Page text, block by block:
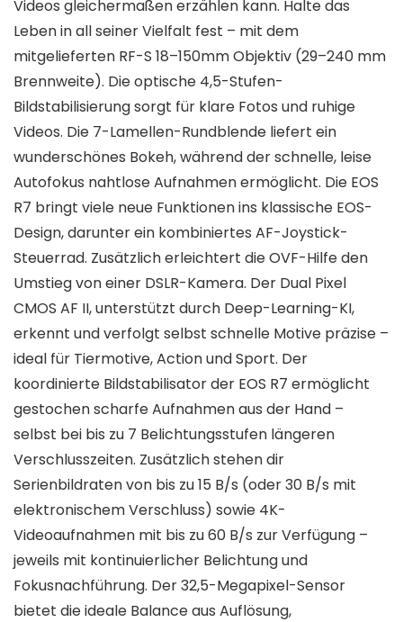
Videos gleichermaßen erzählen kann. Halte das
Leben in all seiner Vielfalt fest – mit dem
mitgelieferten RF-S 18–150mm Objektiv (29–240 mm
Brennweite). Die optische 4,5-Stufen-
Bildstabilisierung sorgt für klare Fotos und ruhige
Videos. Die 7-Lamellen-Rundblende liefert ein
wunderschönes Bokeh, während der schnelle, leise
Autofokus nahtlose Aufnahmen ermöglicht. Die EOS
R7 bringt viele neue Funktionen ins klassische EOS-
Design, darunter ein kombiniertes AF-Joystick-
Steuerrad. Zusätzlich erleichtert die OVF-Hilfe den
Umstieg von einer DSLR-Kamera. Der Dual Pixel
CMOS AF II, unterstützt durch Deep-Learning-KI,
erkennt und verfolgt selbst schnelle Motive präzise –
ideal für Tiermotive, Action und Sport. Der
koordinierte Bildstabilisator der EOS R7 ermöglicht
gestochen scharfe Aufnahmen aus der Hand –
selbst bei bis zu 7 Belichtungsstufen längeren
Verschlusszeiten. Zusätzlich stehen dir
Serienbildraten von bis zu 15 B/s (oder 30 B/s mit
elektronischem Verschluss) sowie 4K-
Videoaufnahmen mit bis zu 60 B/s zur Verfügung –
jeweils mit kontinuierlicher Belichtung und
Fokusnachführung. Der 32,5-Megapixel-Sensor
bietet die ideale Balance aus Auflösung,